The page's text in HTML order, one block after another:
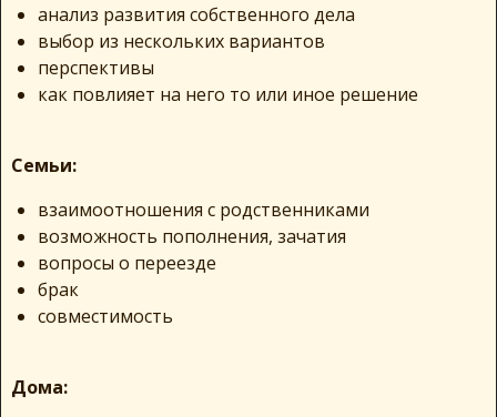
анализ развития собственного дела
выбор из нескольких вариантов
перспективы
как повлияет на него то или иное решение
Семьи:
взаимоотношения с родственниками
возможность пополнения, зачатия
вопросы о переезде
брак
совместимость
Дома: